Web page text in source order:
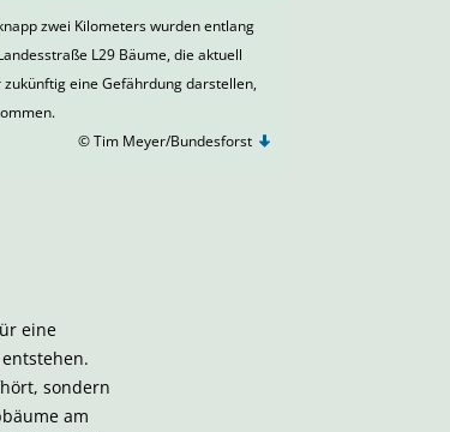
zwei Kilometers wurden entlang
L29 Bäume, die aktuell
zukünftig eine Gefährdung darstellen,
© Tim Meyer/Bundesforst
eine
sondern
am